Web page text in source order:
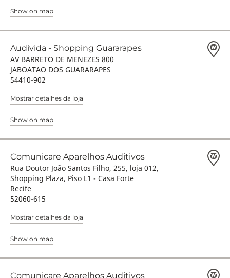
Show on map
Audivida - Shopping Guararapes
AV BARRETO DE MENEZES 800
JABOATAO DOS GUARARAPES
54410-902
Mostrar detalhes da loja
Show on map
Comunicare Aparelhos Auditivos
Rua Doutor João Santos Filho, 255, loja 012,
Shopping Plaza, Piso L1 - Casa Forte
Recife
52060-615
Mostrar detalhes da loja
Show on map
Comunicare Aparelhos Auditivos